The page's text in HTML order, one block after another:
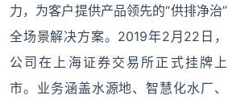
力，为客户提供产品领先的“供排净治”
全场景解决方案。2019年2月22日，
公司在上海证券交易所正式挂牌上
市。业务涵盖水源地、智慧化水厂、